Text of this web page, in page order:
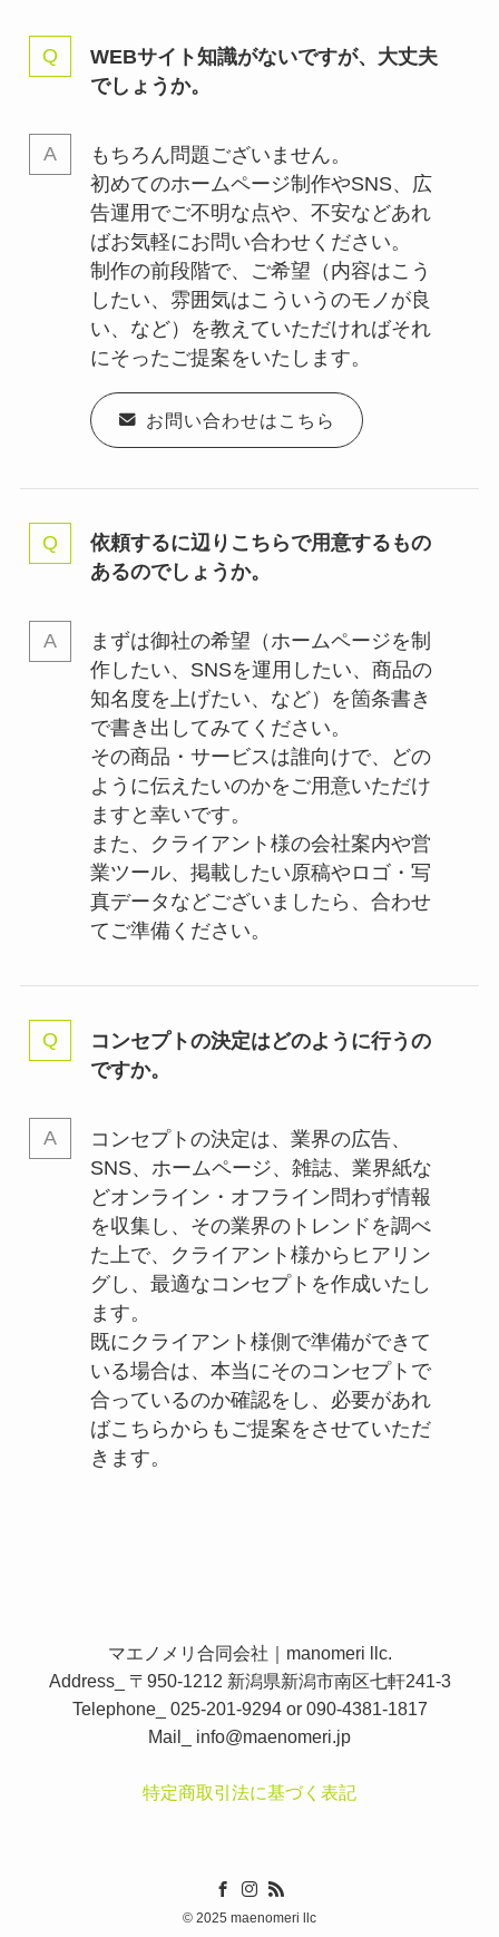
WEBサイト知識がないですが、大丈夫
でしょうか。
もちろん問題ございません。
初めてのホームページ制作やSNS、広
告運用でご不明な点や、不安などあれ
ばお気軽にお問い合わせください。
制作の前段階で、ご希望（内容はこう
したい、雰囲気はこういうのモノが良
い、など）を教えていただければそれ
にそったご提案をいたします。
お問い合わせはこちら
依頼するに辺りこちらで用意するもの
あるのでしょうか。
まずは御社の希望（ホームページを制
作したい、SNSを運用したい、商品の
知名度を上げたい、など）を箇条書き
で書き出してみてください。
その商品・サービスは誰向けで、どの
ように伝えたいのかをご用意いただけ
ますと幸いです。
また、クライアント様の会社案内や営
業ツール、掲載したい原稿やロゴ・写
真データなどございましたら、合わせ
てご準備ください。
コンセプトの決定はどのように行うの
ですか。
コンセプトの決定は、業界の広告、
SNS、ホームページ、雑誌、業界紙な
どオンライン・オフライン問わず情報
を収集し、その業界のトレンドを調べ
た上で、クライアント様からヒアリン
グし、最適なコンセプトを作成いたし
ます。
既にクライアント様側で準備ができて
いる場合は、本当にそのコンセプトで
合っているのか確認をし、必要があれ
ばこちらからもご提案をさせていただ
きます。
マエノメリ合同会社｜manomeri llc.
Address_ 〒950-1212 新潟県新潟市南区七軒241-3
Telephone_ 025-201-9294 or 090-4381-1817
Mail_ info@maenomeri.jp
特定商取引法に基づく表記
© 2025 maenomeri llc